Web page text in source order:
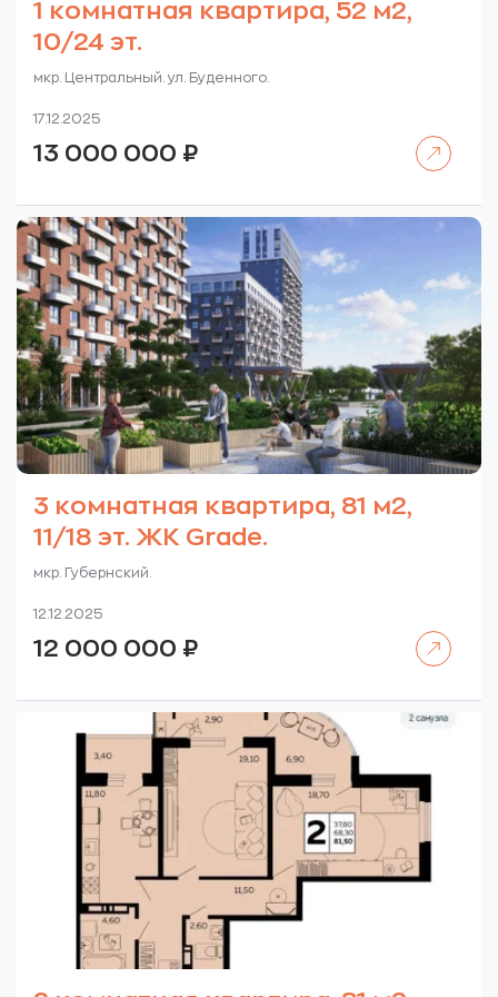
1 комнатная квартира, 52 м2,
10/24 эт.
мкр. Центральный. ул. Буденного.
17.12.2025
13 000 000 ₽
3 комнатная квартира, 81 м2,
11/18 эт. ЖК Grade.
мкр. Губернский.
12.12.2025
12 000 000 ₽